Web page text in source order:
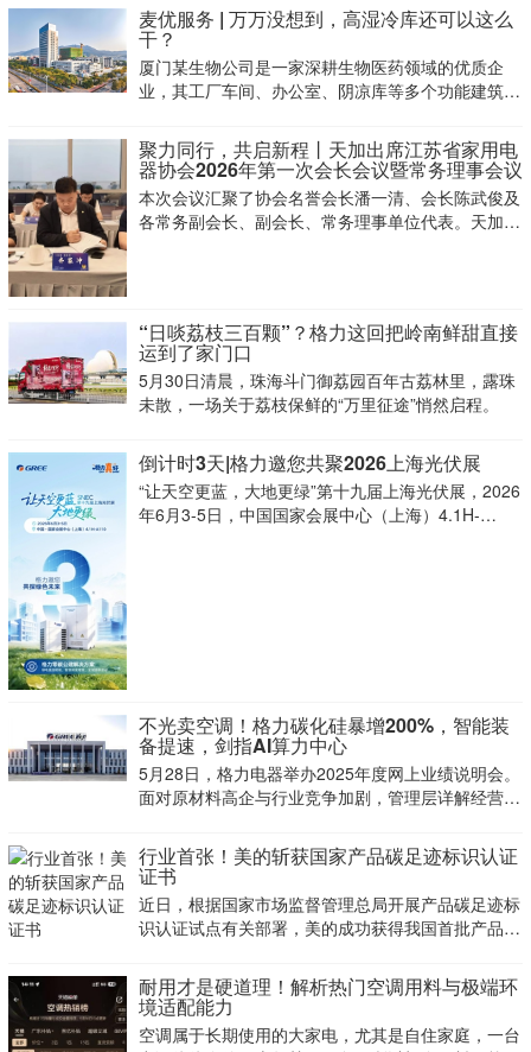
麦优服务 | 万万没想到，高湿冷库还可以这么
干？
厦门某生物公司是一家深耕生物医药领域的优质企
业，其工厂车间、办公室、阴凉库等多个功能建筑均
作。
聚力同行，共启新程丨天加出席江苏省家用电
器协会2026年第一次会长会议暨常务理事会议
本次会议汇聚了协会名誉会长潘一清、会长陈武俊及
各常务副会长、副会长、常务理事单位代表。天加环
“日啖荔枝三百颗”？格力这回把岭南鲜甜直接
运到了家门口
5月30日清晨，珠海斗门御荔园百年古荔林里，露珠
未散，一场关于荔枝保鲜的“万里征途”悄然启程。
倒计时3天|格力邀您共聚2026上海光伏展
“让天空更蓝，大地更绿”第十九届上海光伏展，2026
年6月3-5日，中国国家会展中心（上海）4.1H-
不光卖空调！格力碳化硅暴增200%，智能装
备提速，剑指AI算力中心
5月28日，格力电器举办2025年度网上业绩说明会。
面对原材料高企与行业竞争加剧，管理层详解经营策
行业首张！美的斩获国家产品碳足迹标识认证
证书
近日，根据国家市场监督管理总局开展产品碳足迹标
识认证试点有关部署，美的成功获得我国首批产品碳
标识认证的企业。这一里程碑式成果，标志着美的在
推动家电产业低碳转型、构建碳足迹管理体系方面再
次获得权威
耐用才是硬道理！解析热门空调用料与极端环
境适配能力
空调属于长期使用的大家电，尤其是自住家庭，一台